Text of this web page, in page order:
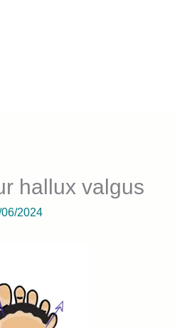
hallux valgus
2024